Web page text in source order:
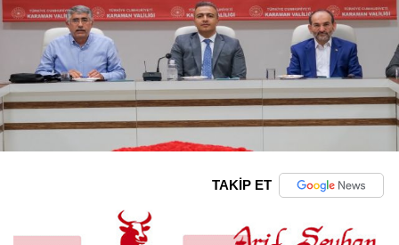
TAKİP ET